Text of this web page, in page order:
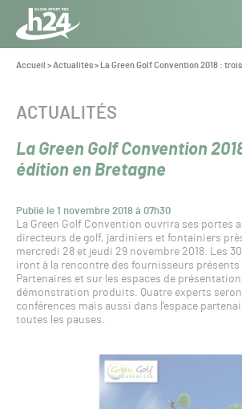
Panneau de gestion des cookies
Aller au contenu
Toute
l’info
Pro
Vous
Accueil >Actualités> La Green Golf Convention 2018 :
La Green Golf Convention
édition en Bretagne
Publié le 1 novembre 2018 à 07h30
CATÉGORIE :
ACTUALITÉS
La Green Golf Convention ouvrira ses portes
directeurs de golf, jardiniers et fontainiers
mercredi 28 et jeudi 29 novembre 2018. Les
iront à la rencontre des fournisseurs présents
Partenaires et sur les espaces de
démonstration produits. Quatre experts
conférences mais aussi dans l’espace
toutes les pauses.